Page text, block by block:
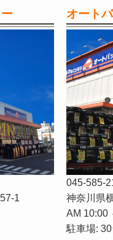
1
オート
045-585-
神奈川県
AM 10:00
駐車場: 30